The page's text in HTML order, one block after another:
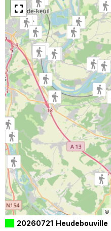
Horodatage
©
20260721 Heudebouville